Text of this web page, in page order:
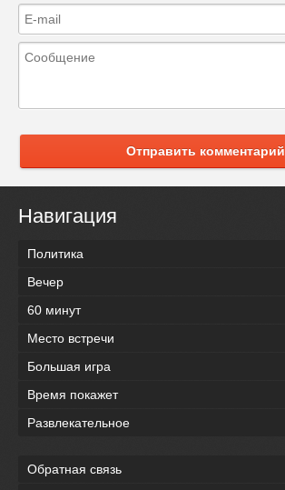
Отправить комментарий
Навигация
Политика
Вечер
60 минут
Место встречи
Большая игра
Время покажет
Развлекательное
Обратная связь